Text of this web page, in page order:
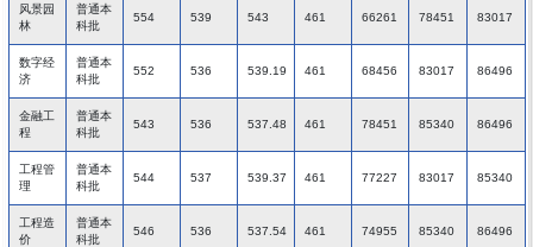
风景园
林
普通本
科批
554 539 543 461 66261 78451 83017
数字经
济
普通本
科批
552 536 539.19 461 68456 83017 86496
金融工
程
普通本
科批
543 536 537.48 461 78451 85340 86496
工程管
理
普通本
科批
544 537 539.37 461 77227 83017 85340
工程造
价
普通本
科批
546 536 537.54 461 74955 85340 86496